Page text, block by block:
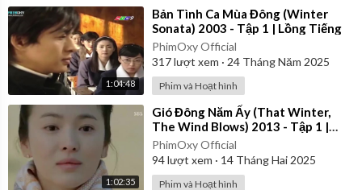
1:04:48
⁣Bản Tình Ca Mùa Đông (Winter
Sonata) 2003 - Tập 1 | Lồng Tiếng
PhimOxy Official
317lượt xem · 24 Tháng Năm 2025
Phim và Hoạt hình
1:02:35
⁣Gió Đông Năm Ấy (That Winter,
The Wind Blows) 2013 - Tập 1 |
Lồng Tiếng
PhimOxy Official
94lượt xem · 14 Tháng Hai 2025
Phim và Hoạt hình